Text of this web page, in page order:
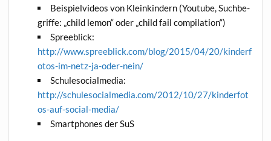
Bei­spiel­vi­de­os von Klein­kin­dern (You­tube, Such­be­
grif­fe: „child lemon“ oder „child fail compilation“)
Spree­blick:
http://www.spreeblick.com/blog/2015/04/20/kinderf
otos-im-netz-ja-oder-nein/
Schu­le­so­cial­me­dia:
http://schulesocialmedia.com/2012/10/27/kinderfot
os-auf-social-media/
Smart­phones der SuS